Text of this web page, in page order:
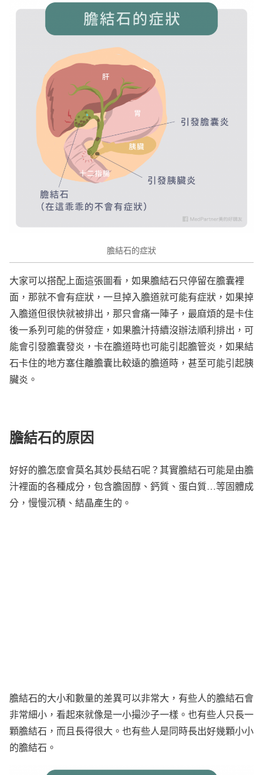
膽結石的症狀
大家可以搭配上面這張圖看，如果膽結石只停留在膽囊裡
面，那就不會有症狀，一旦掉入膽道就可能有症狀，如果掉
入膽道但很快就被排出，那只會痛一陣子，最麻煩的是卡住
後一系列可能的併發症，如果膽汁持續沒辦法順利排出，可
能會引發膽囊發炎，卡在膽道時也可能引起膽管炎，如果結
石卡住的地方塞住離膽囊比較遠的膽道時，甚至可能引起胰
臟炎。
膽結石的原因
好好的膽怎麼會莫名其妙長結石呢？其實膽結石可能是由膽
汁裡面的各種成分，包含膽固醇、鈣質、蛋白質…等固體成
分，慢慢沉積、結晶產生的。
膽結石的大小和數量的差異可以非常大，有些人的膽結石會
非常細小，看起來就像是一小撮沙子一樣。也有些人只長一
顆膽結石，而且長得很大。也有些人是同時長出好幾顆小小
的膽結石。